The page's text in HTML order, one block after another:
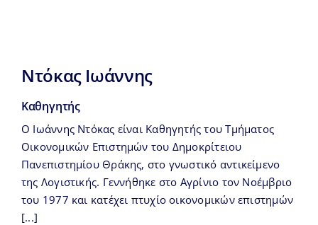
Ντόκας Ιωάννης
Καθηγητής
Ο Ιωάννης Ντόκας είναι Καθηγητής του Τμήματος
Οικονομικών Επιστημών του Δημοκρίτειου
Πανεπιστημίου Θράκης, στο γνωστικό αντικείμενο
της Λογιστικής. Γεννήθηκε στο Αγρίνιο τον Νοέμβριο
του 1977 και κατέχει πτυχίο οικονομικών επιστημών
[...]